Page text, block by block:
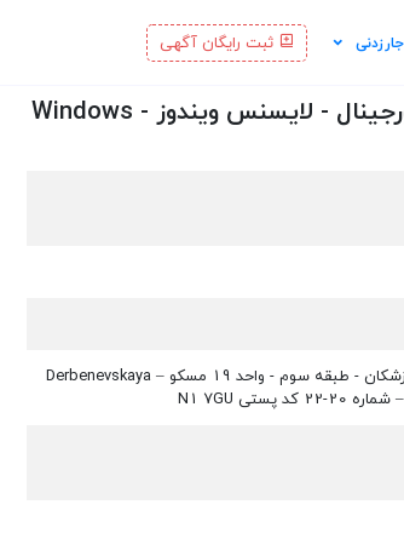
جارزدنی ثبت رایگان آگهی
:: خرید لایسنس ویندوز 10 اورجینال: ویندوز اورجینال - لایسنس ویندوز - Windows
تهران - تهران - پایین تر از میدان فلسطین - ساختمان پزشکان - طبقه سوم - واحد 19 مسکو – Derbenevskaya